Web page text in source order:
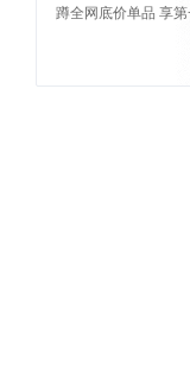
蹲全网底价单品 享